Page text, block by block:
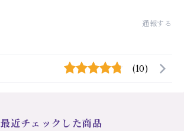
通報する
(10)
最近チェックした商品